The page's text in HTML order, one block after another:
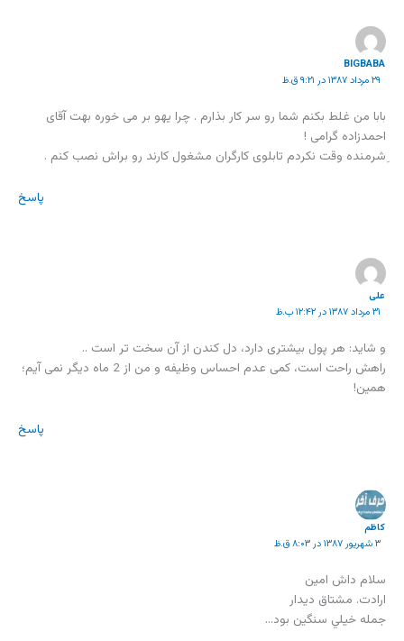
BIGBABA
۲۹ مرداد ۱۳۸۷ در ۹:۲۱ ق.ظ
بابا من غلط بکنم شما رو سر کار بذارم . چرا یهو بر می خوره بهت آقای
احمدزاده گرامی !
ِشرمنده وقت نکردم تابلوی کارگران مشغول کارند رو براش نصب کنم .
پاسخ
علی
۳۱ مرداد ۱۳۸۷ در ۱۲:۴۲ ب.ظ
و شاید: هر پول بیشتری دارد، دل کندن از آن سخت تر است ..
راهش راحت است، کمی عدم احساس وظیفه و من از 2 ماه دیگر نمی آیم؛
همین!
پاسخ
کاظم
۳ شهریور ۱۳۸۷ در ۸:۰۳ ق.ظ
سلام داش امين
ارادت. مشتاق ديدار
جمله خيلي سنگين بود…